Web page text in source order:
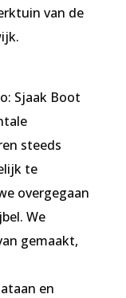
van de
Sjaak Boot
steeds
te
overgegaan
We
gemaakt,
en